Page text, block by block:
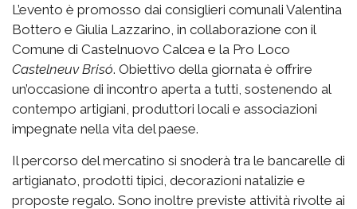
L’evento è promosso dai consiglieri comunali Valentina
Bottero e Giulia Lazzarino, in collaborazione con il
Comune di Castelnuovo Calcea e la Pro Loco
Castelneuv Brisó. Obiettivo della giornata è offrire
un’occasione di incontro aperta a tutti, sostenendo al
contempo artigiani, produttori locali e associazioni
impegnate nella vita del paese.
Il percorso del mercatino si snoderà tra le bancarelle di
artigianato, prodotti tipici, decorazioni natalizie e
proposte regalo. Sono inoltre previste attività rivolte ai